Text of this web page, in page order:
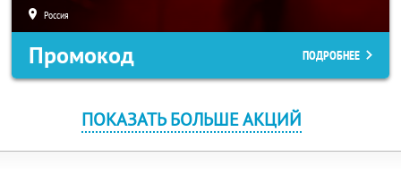
Россия
Промокод ПОДРОБНЕЕ
ПОКАЗАТЬ БОЛЬШЕ АКЦИЙ